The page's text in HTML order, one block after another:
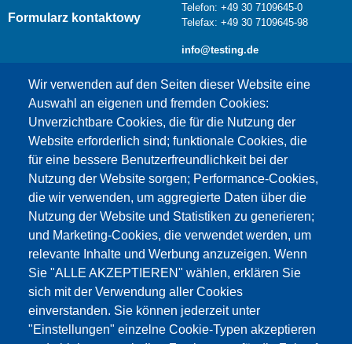
Wir verwenden auf den Seiten dieser Website eine
Auswahl an eigenen und fremden Cookies:
Unverzichtbare Cookies, die für die Nutzung der
Website erforderlich sind; funktionale Cookies, die
für eine bessere Benutzerfreundlichkeit bei der
Nutzung der Website sorgen; Performance-Cookies,
die wir verwenden, um aggregierte Daten über die
Nutzung der Website und Statistiken zu generieren;
und Marketing-Cookies, die verwendet werden, um
relevante Inhalte und Werbung anzuzeigen. Wenn
Sie "ALLE AKZEPTIEREN" wählen, erklären Sie
sich mit der Verwendung aller Cookies
einverstanden. Sie können jederzeit unter
"Einstellungen" einzelne Cookie-Typen akzeptieren
Formularz kontaktowy
Telefon: +49 30 7109645-0
Telefax: +49 30 7109645-98
info@testing.de
Dieser Inhalt ist blockiert, da die Google Maps
Cookies nicht akzeptiert wurden.
NUR DIE GOOGLE MAPS COOKIES
AKZEPTIEREN.
Alle Cookies akzeptieren